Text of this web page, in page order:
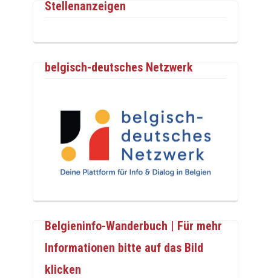
Stellenanzeigen
belgisch-deutsches Netzwerk
Belgieninfo-Wanderbuch | Für mehr
Informationen bitte auf das Bild
klicken